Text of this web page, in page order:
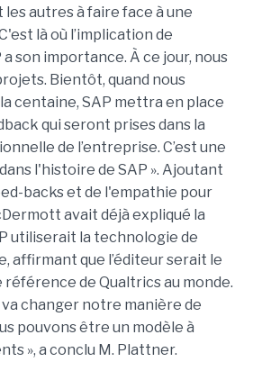
autres à faire face à une
là où l’implication de
son importance. À ce jour, nous
Bientôt, quand nous
centaine, SAP mettra en place
qui seront prises dans la
de l’entreprise. C’est une
l'histoire de SAP ». Ajoutant
backs et de l'empathie pour
avait déjà expliqué la
utiliserait la technologie de
affirmant que l’éditeur serait le
référence de Qualtrics au monde.
va changer notre manière de
pouvons être un modèle à
», a conclu M. Plattner.